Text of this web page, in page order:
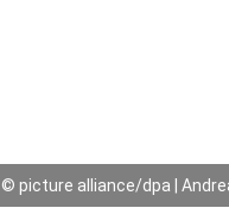
© picture alliance/dpa |